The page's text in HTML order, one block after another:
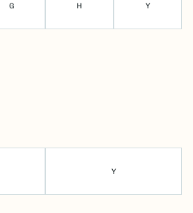
G H Y
Y